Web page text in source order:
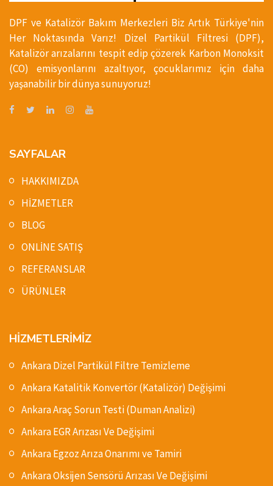
DPF ve Katalizör Bakım Merkezleri Biz Artık Türkiye'nin
Her Noktasında Varız! Dizel Partikül Filtresi (DPF),
Katalizör arızalarını tespit edip çözerek Karbon Monoksit
(CO) emisyonlarını azaltıyor, çocuklarımız için daha
yaşanabilir bir dünya sunuyoruz!
SAYFALAR
HAKKIMIZDA
HİZMETLER
BLOG
ONLİNE SATIŞ
REFERANSLAR
ÜRÜNLER
HİZMETLERİMİZ
Ankara Dizel Partikül Filtre Temizleme
Ankara Katalitik Konvertör (Katalizör) Değişimi
Ankara Araç Sorun Testi (Duman Analizi)
Ankara EGR Arızası Ve Değişimi
Ankara Egzoz Arıza Onarımı ve Tamiri
Ankara Oksijen Sensörü Arızası Ve Değişimi